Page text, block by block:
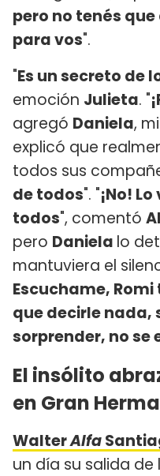
pero no tenés
para vos".
"Es un secreto de
emoción Julieta. "
agregó Daniela,
explicó que
todos sus
de todos". "¡No!
todos", comentó
pero Daniela lo
mantuviera el
Escuchame,
que decirle nada,
sorprender, no se
El insólito
en Gran
WalterAlfa
un día su salida de